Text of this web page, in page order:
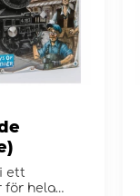
ett
för hela